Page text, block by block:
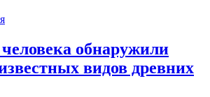
обнаружили
видов древних